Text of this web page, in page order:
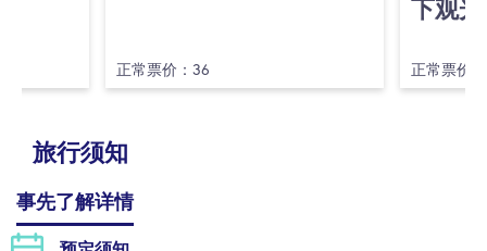
正常票价：36
下观
正常票价
旅行须知
事先了解详情